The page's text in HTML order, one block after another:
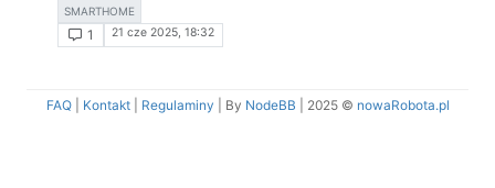
SMARTHOME
1 21 cze 2025, 18:32
FAQ| Kontakt| Regulaminy | By NodeBB 2025 © nowaRobota.pl